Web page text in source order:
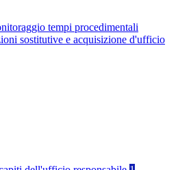
tempi procedimentali
sostitutive e acquisizione d'ufficio